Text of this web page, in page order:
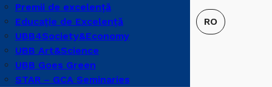
Premii de excelență
Educație de Excelență
UBB4Society&Economy
UBB Art&Science
UBB Goes Green
STAR – GCA Seminaries